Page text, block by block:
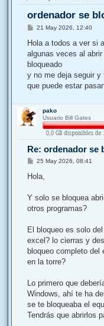
ordenador se
M
n
a
j
21 May 2026, 12:40
Hola a todos a ver si
algunas veces al
bloqueado
y no me deja seguir y
que puede estar
pako
Usuario Bill Gates
Re: ordenador se
M
n
j
25 May 2026, 08:41
Hola,
Y solo se bloquea
otros programas?
El bloqueo es solo
excel? lo cierras y
bloqueo completo del
en la torre?
Lo primero que
Windows, ahí te ha
se te bloqueaba el
Tendrás que abrirlos